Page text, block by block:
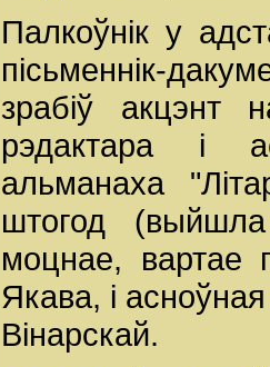
Палкоўнік у
пісьменнік-
зрабіў акцэнт
рэдактара і
альманаха
штогод
моцнае, вартае
Якава, і
Вінарскай.